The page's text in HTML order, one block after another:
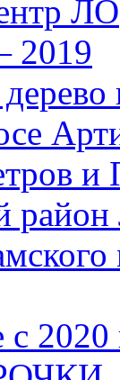
ЛО
2019
и
район
с 2020